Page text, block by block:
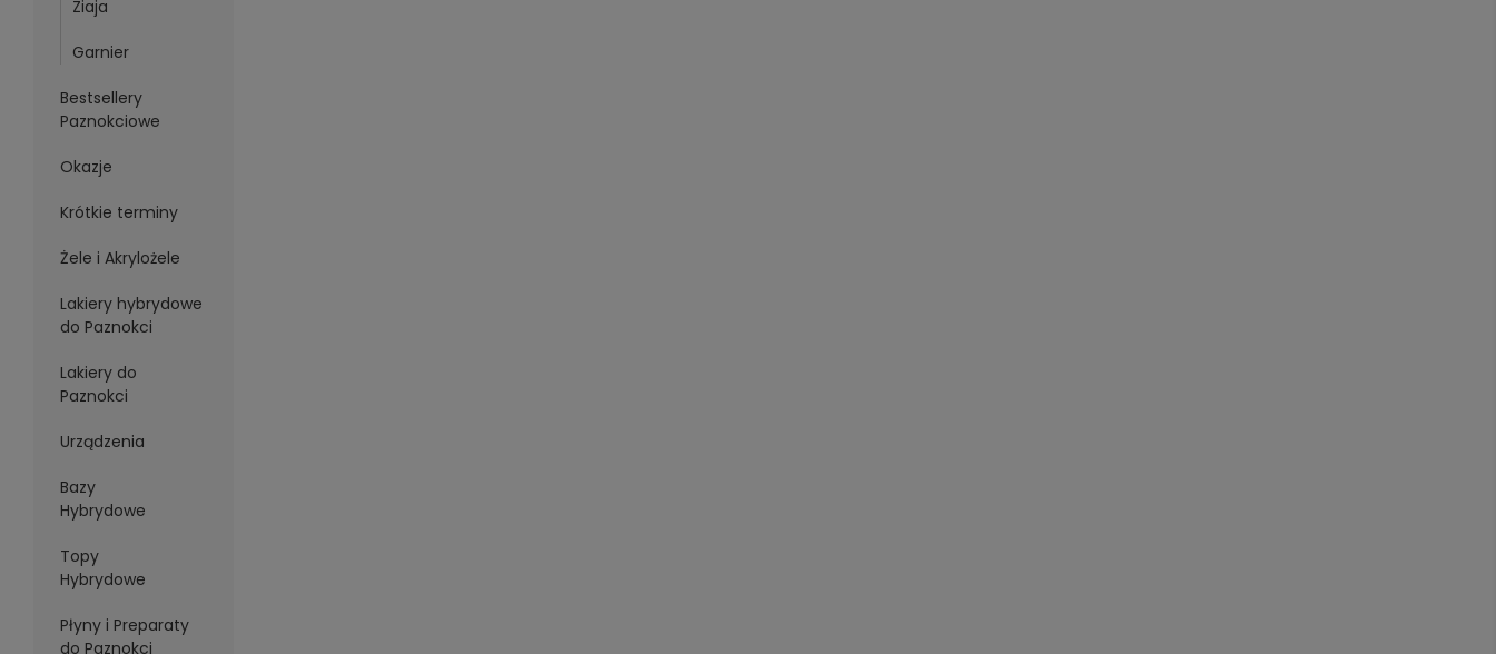
Ziaja
Garnier
Bestsellery
Paznokciowe
Okazje
Krótkie terminy
Żele i Akrylożele
Lakiery hybrydowe
do Paznokci
Lakiery do
Paznokci
Urządzenia
Bazy
Hybrydowe
Topy
Hybrydowe
Płyny i Preparaty
do Paznokci